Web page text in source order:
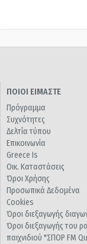
ΠΟΙΟΙ ΕΙΜΑΣΤΕ
Πρόγραμμα
Συχνότητες
Δελτία τύπου
Επικοινωνία
Greece Is
Οικ. Καταστάσεις
Όροι Χρήσης
Προσωπικά Δεδομένα
Cookies
Όροι διεξαγωγής
Όροι διεξαγωγής του
παιχνιδιού "ΣΠΟΡ FM